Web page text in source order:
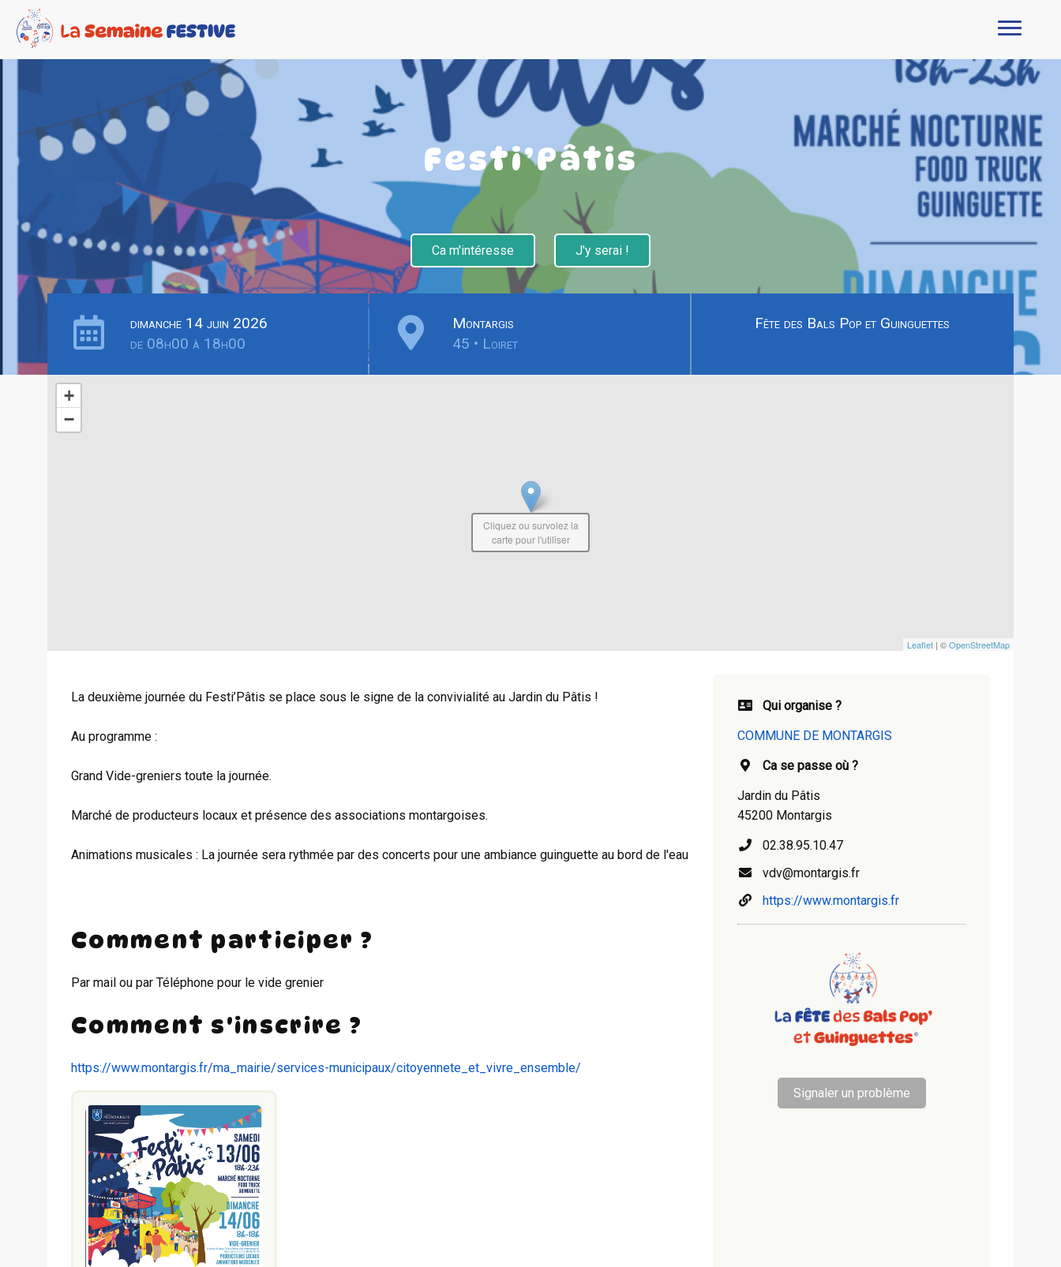
Festi’Pâtis
Ca m'intéresse J'y serai !
dimanche 14 juin 2026
de 08h00 à 18h00
Montargis
45 • Loiret
Fête des Bals Pop et Guinguettes
+
−
Leaflet | ©OpenStreetMap
Cliquez ou survolez la
carte pour l'utiliser
La deuxième journée du Festi’Pâtis se place sous le signe de la convivialité au Jardin du Pâtis !
Au programme :
Grand Vide-greniers toute la journée.
Marché de producteurs locaux et présence des associations montargoises.
Animations musicales : La journée sera rythmée par des concerts pour une ambiance guinguette au bord de l'eau
Comment participer ?
Par mail ou par Téléphone pour le vide grenier
Comment s'inscrire ?
https://www.montargis.fr/ma_mairie/services-municipaux/citoyennete_et_vivre_ensemble/
Qui organise ?
COMMUNE DE MONTARGIS
Ca se passe où ?
Jardin du Pâtis
45200 Montargis
02.38.95.10.47
vdv@montargis.fr
https://www.montargis.fr
Signaler un problème